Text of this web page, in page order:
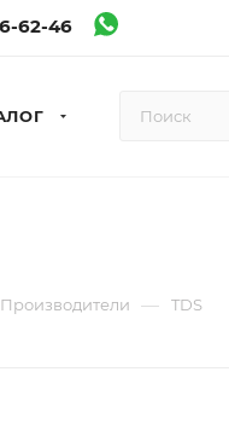
62-46
Производители — TDS